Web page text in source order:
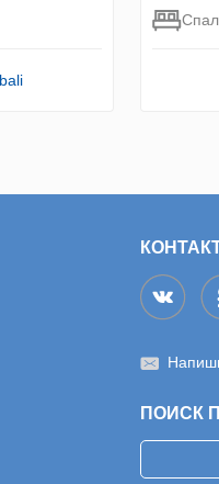
ПОИСК